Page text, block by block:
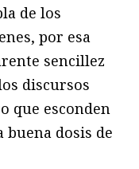
de los
por esa
sencillez
discursos
que esconden
buena dosis de